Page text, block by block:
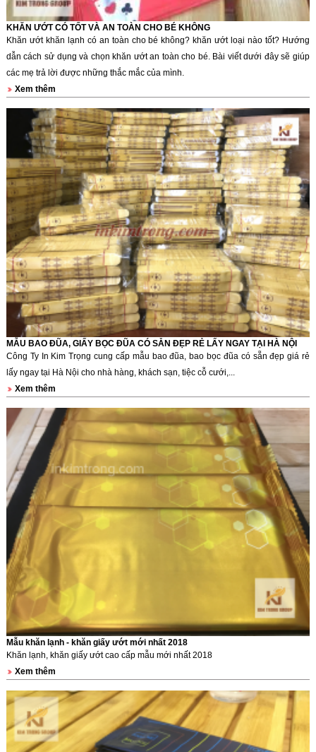
KHĂN ƯỚT CÓ TỐT VÀ AN TOÀN CHO BÉ KHÔNG
Khăn ướt khăn lạnh có an toàn cho bé không? khăn ướt loại nào tốt? Hướng
dẫn cách sử dụng và chọn khăn ướt an toàn cho bé. Bài viết dưới đây sẽ giúp
các mẹ trả lời được những thắc mắc của mình.
Xem thêm
MẪU BAO ĐŨA, GIẤY BỌC ĐŨA CÓ SẴN ĐẸP RẺ LẤY NGAY TẠI HÀ NỘI
Công Ty In Kim Trọng cung cấp mẫu bao đũa, bao bọc đũa có sẵn đẹp giá rẻ
lấy ngay tại Hà Nội cho nhà hàng, khách sạn, tiệc cỗ cưới,...
Xem thêm
Mẫu khăn lạnh - khăn giấy ướt mới nhất 2018
Khăn lạnh, khăn giấy ướt cao cấp mẫu mới nhất 2018
Xem thêm